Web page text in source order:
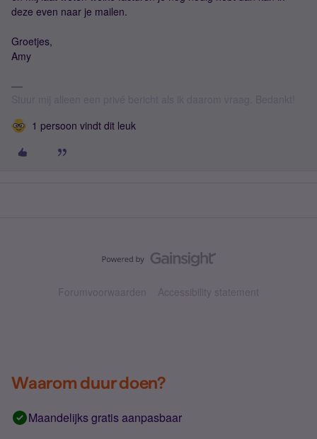
deze even naar je mailen.
Groetjes,
Amy
1 persoon vindt dit leuk
Forumvoorwaarden Accessibility statement
Waarom duur doen?
Maandelijks gratis aanpasbaar